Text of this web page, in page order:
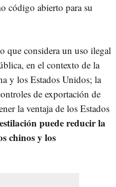
código abierto para su
que considera un uso ilegal
en el contexto de la
y los Estados Unidos; la
de exportación de
la ventaja de los Estados
puede reducir la
chinos y los